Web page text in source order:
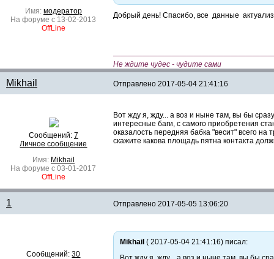
Имя: модератор
На форуме с 13-02-2013
OffLine
Добрый день! Спасибо, все данные
Не ждите чудес - чудите сами
Mikhail Отправлено 2017-05-04 21:41:16
Сообщений: 7
Личное сообщение
Имя: Mikhail
На форуме с 03-01-2017
OffLine
Вот жду я, жду... а воз и ныне там, вы бы
интересные баги, с самого приобретения
оказалость передняя бабка "весит" всего
скажите какова площадь пятна контакта
1 Отправлено 2017-05-05 13:06:20
Сообщений:30
Mikhail ( 2017-05-04 21:41:16) писал: